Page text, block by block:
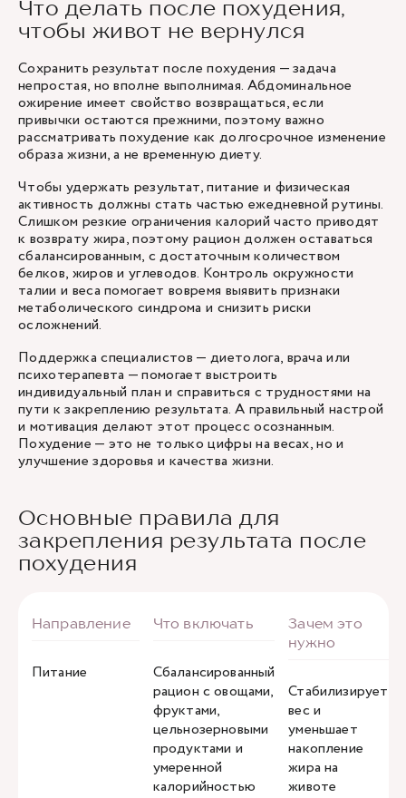
Что делать после похудения,
чтобы живот не вернулся
Сохранить результат после похудения — задача
непростая, но вполне выполнимая. Абдоминальное
ожирение имеет свойство возвращаться, если
привычки остаются прежними, поэтому важно
рассматривать похудение как долгосрочное изменение
образа жизни, а не временную диету.
Чтобы удержать результат, питание и физическая
активность должны стать частью ежедневной рутины.
Слишком резкие ограничения калорий часто приводят
к возврату жира, поэтому рацион должен оставаться
сбалансированным, с достаточным количеством
белков, жиров и углеводов. Контроль окружности
талии и веса помогает вовремя выявить признаки
метаболического синдрома и снизить риски
осложнений.
Поддержка специалистов — диетолога, врача или
психотерапевта — помогает выстроить
индивидуальный план и справиться с трудностями на
пути к закреплению результата. А правильный настрой
и мотивация делают этот процесс осознанным.
Похудение — это не только цифры на весах, но и
улучшение здоровья и качества жизни.
Основные правила для
закрепления результата после
похудения
Питание
Сбалансированный
рацион с овощами,
фруктами,
цельнозерновыми
продуктами и
умеренной
калорийностью
Стабилизирует
вес и
уменьшает
накопление
жира на
животе